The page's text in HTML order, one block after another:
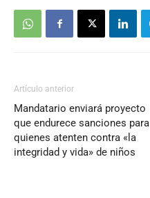
Artículo anterior
Mandatario enviará proyecto
que endurece sanciones para
quienes atenten contra «la
integridad y vida» de niños